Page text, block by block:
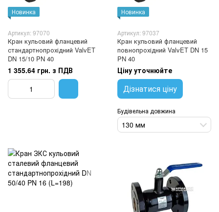
Новинка
Артикул: 97070
Кран кульовий фланцевий
стандартнопрохідний ValvET
DN 15/10 PN 40
1 355.64 грн. з ПДВ
Новинка
Артикул: 97037
Кран кульовий фланцевий
повнопрохідний ValvET DN 15
PN 40
Ціну уточнюйте
Дізнатися ціну
Будівельна довжина
130 мм